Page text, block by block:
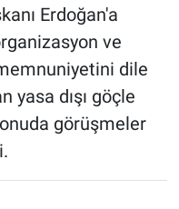
Erdoğan'a
ve
dile
yasa dışı göçle
görüşmeler